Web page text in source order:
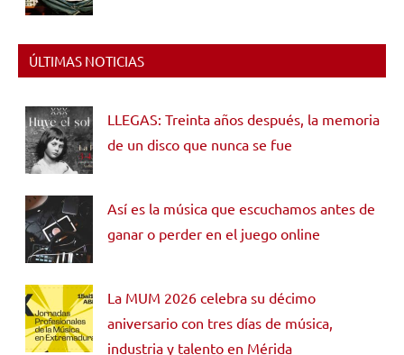
ÚLTIMAS NOTICIAS
LLEGAS: Treinta años después, la memoria
de un disco que nunca se fue
Así es la música que escuchamos antes de
ganar o perder en el juego online
La MUM 2026 celebra su décimo
aniversario con tres días de música,
industria y talento en Mérida